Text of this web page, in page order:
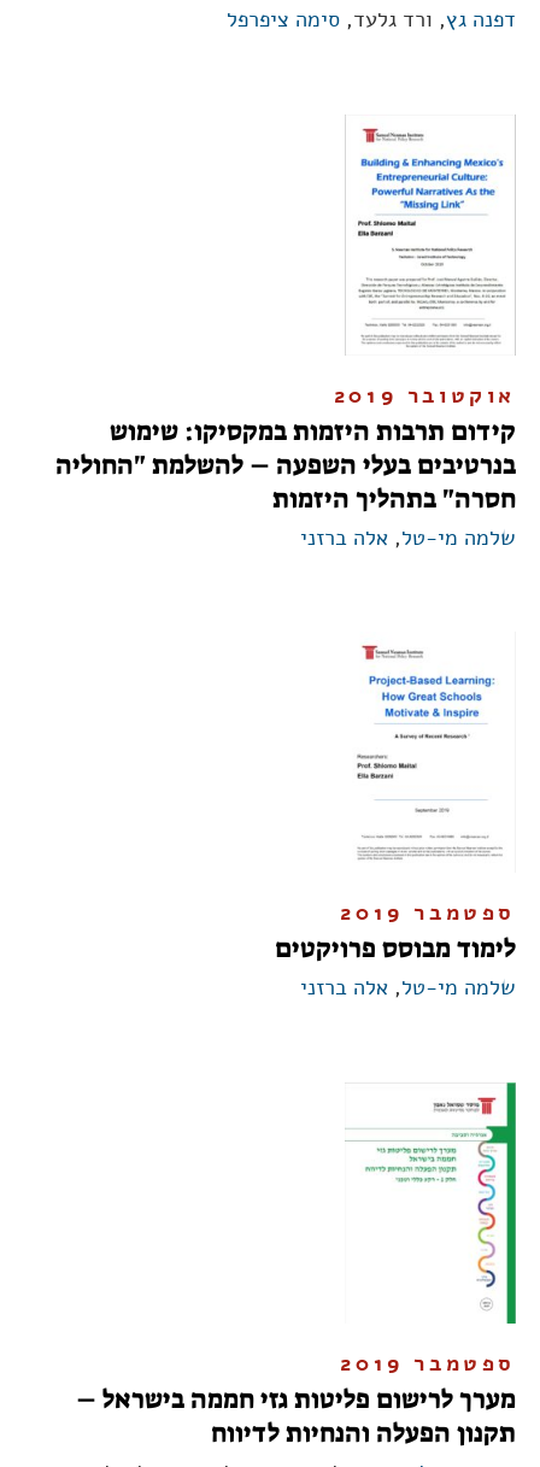
דפנה גץ, ורד גלעד, סימה ציפרפל
אוקטובר 2019
קידום תרבות היזמות במקסיקו: שימוש
בנרטיבים בעלי השפעה – להשלמת "החוליה
חסרה" בתהליך היזמות
שלמה מי-טל, אלה ברזני
ספטמבר 2019
לימוד מבוסס פרויקטים
שלמה מי-טל, אלה ברזני
ספטמבר 2019
מערך לרישום פליטות גזי חממה בישראל –
תקנון הפעלה והנחיות לדיווח